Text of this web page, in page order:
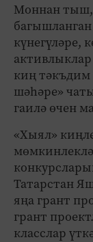
Моннан тыш,
күнегүләре,
киң тәкъдим
шәһәре»
гаилә өчен
«Хыял»
Татарстан
яңа грант
грант
класслар